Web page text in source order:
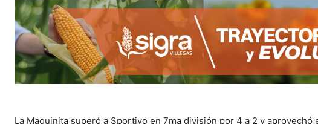
La Maquinita superó a Sportivo en 7ma división por 4 a 2 y aprovechó